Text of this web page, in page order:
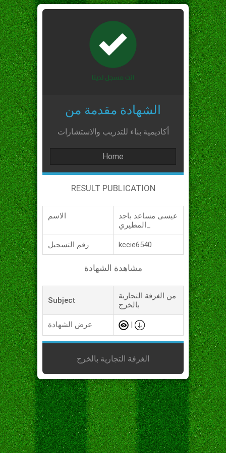
الشهادة مقدمة من
أكاديمية بناء للتدريب والاستشارات
Home
RESULT PUBLICATION
الاسم
عيسى مساعد باجد
رقم التسجيل kccie6540
مشاهدة الشهادة
Subject
من الغرفة التجارية
بالخرج
عرض الشهادة
الغرفة التجارية بالخرج